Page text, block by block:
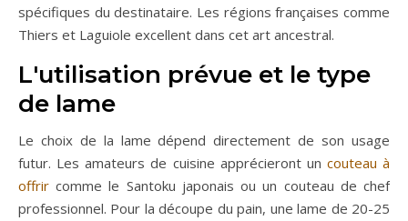
spécifiques du destinataire. Les régions françaises comme
Thiers et Laguiole excellent dans cet art ancestral.
L'utilisation prévue et le type
de lame
Le choix de la lame dépend directement de son usage
futur. Les amateurs de cuisine apprécieront un couteau à
offrir comme le Santoku japonais ou un couteau de chef
professionnel. Pour la découpe du pain, une lame de 20-25